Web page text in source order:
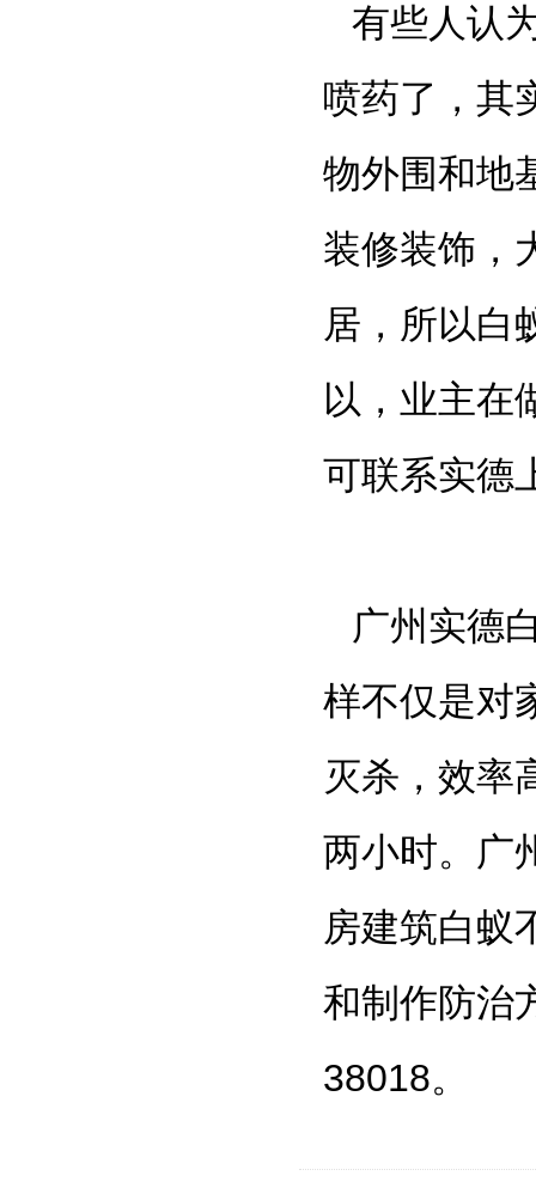
有些人认
喷药了，其
物外围和地
装修装饰，
居，所以白
以，业主在
可联系实德
广州实德
样不仅是对
灭杀，效率
两小时。广
房建筑白蚁
和制作防治
38018。